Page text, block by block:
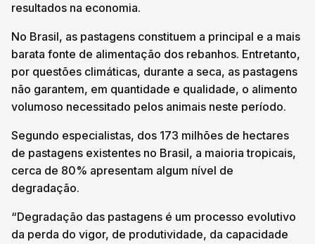
resultados na economia.
No Brasil, as pastagens constituem a principal e a mais
barata fonte de alimentação dos rebanhos. Entretanto,
por questões climáticas, durante a seca, as pastagens
não garantem, em quantidade e qualidade, o alimento
volumoso necessitado pelos animais neste período.
Segundo especialistas, dos 173 milhões de hectares
de pastagens existentes no Brasil, a maioria tropicais,
cerca de 80% apresentam algum nível de
degradação.
“Degradação das pastagens é um processo evolutivo
da perda do vigor, de produtividade, da capacidade